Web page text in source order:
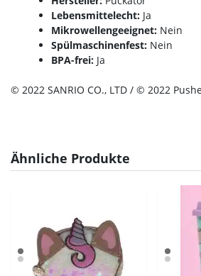
Lebensmittelecht: Ja
Mikrowellengeeignet: Nein
Spülmaschinenfest: Nein
BPA-frei: Ja
© 2022 SANRIO CO., LTD / © 2022
Ähnliche Produkte